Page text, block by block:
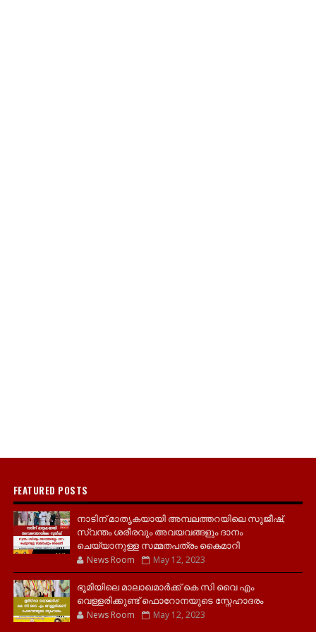
FEATURED POSTS
നാടിന് മാതൃകയായി അമ്പലത്തറയിലെ സുജീഷ്,
സ്വന്തം ശരീരവും അവയവങ്ങളും ദാനം
ചെയ്യാനുള്ള സമ്മതപത്രം കൈമാറി
News Room May 12, 2023
ഭൂമിയിലെ മാലാഖമാർക്ക് കെ സി വൈ എം
വെള്ളരിക്കുണ്ട് ഫൊറോനയുടെ സ്നേഹാദരം
News Room May 12, 2023